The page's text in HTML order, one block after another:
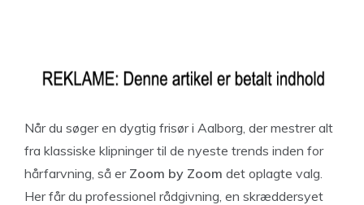
Når du søger en dygtig frisør i Aalborg, der mestrer alt
fra klassiske klipninger til de nyeste trends inden for
hårfarvning, så er Zoom by Zoom det oplagte valg.
Her får du professionel rådgivning, en skræddersyet